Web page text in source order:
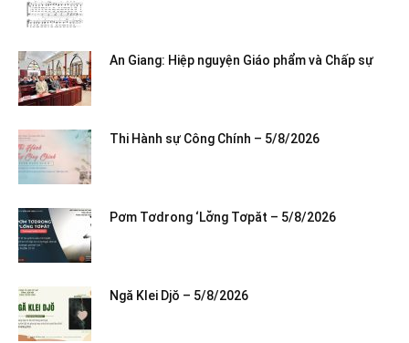
An Giang: Hiệp nguyện Giáo phẩm và Chấp sự
Thi Hành sự Công Chính – 5/8/2026
Pơm Tơdrong ‘Lơ̆ng Tơpăt – 5/8/2026
Ngă Klei Djŏ – 5/8/2026